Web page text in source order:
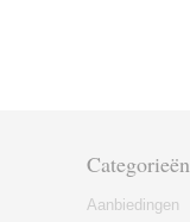
Categorieën
Aanbiedingen